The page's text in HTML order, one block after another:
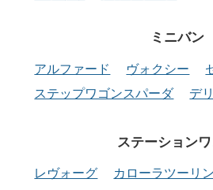
ミニバン
アルファード ヴォクシー
ステップワゴンスパーダ
デ
ステーション
レヴォーグ カローラツーリ